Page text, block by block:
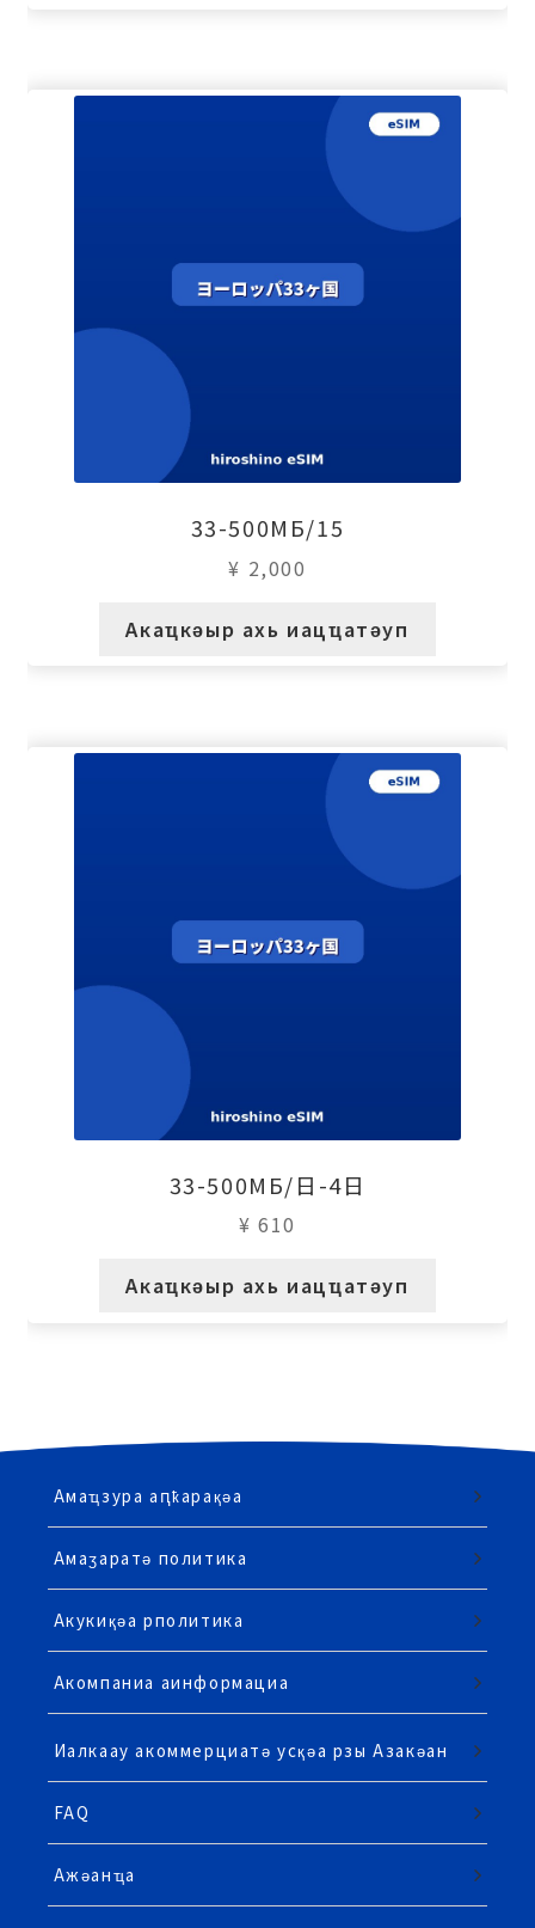
33-500МБ/15
¥ 2,000
Акаҵкәыр ахь иацҵатәуп
33-500МБ/日-4日
¥ 610
Акаҵкәыр ахь иацҵатәуп
Амаҵзура аԥҟарақәа
Амаӡаратә политика
Акукиқәа рполитика
Акомпаниа аинформациа
Иалкаау акоммерциатә усқәа рзы Азакәан
FAQ
Ажәанҵа